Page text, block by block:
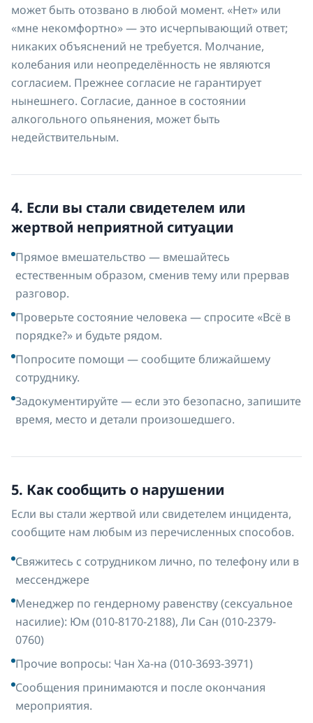
может быть отозвано в любой момент. «Нет» или
«мне некомфортно» — это исчерпывающий ответ;
никаких объяснений не требуется. Молчание,
колебания или неопределённость не являются
согласием. Прежнее согласие не гарантирует
нынешнего. Согласие, данное в состоянии
алкогольного опьянения, может быть
недействительным.
4. Если вы стали свидетелем или
жертвой неприятной ситуации
Прямое вмешательство — вмешайтесь
естественным образом, сменив тему или прервав
разговор.
Проверьте состояние человека — спросите «Всё в
порядке?» и будьте рядом.
Попросите помощи — сообщите ближайшему
сотруднику.
Задокументируйте — если это безопасно, запишите
время, место и детали произошедшего.
5. Как сообщить о нарушении
Если вы стали жертвой или свидетелем инцидента,
сообщите нам любым из перечисленных способов.
Свяжитесь с сотрудником лично, по телефону или в
мессенджере
Менеджер по гендерному равенству (сексуальное
насилие): Юм (010-8170-2188), Ли Сан (010-2379-
0760)
Прочие вопросы: Чан Ха-на (010-3693-3971)
Сообщения принимаются и после окончания
мероприятия.